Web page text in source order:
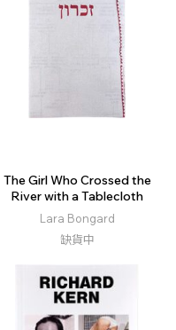
The Girl Who Crossed the
River with a Tablecloth
Lara Bongard
缺貨中